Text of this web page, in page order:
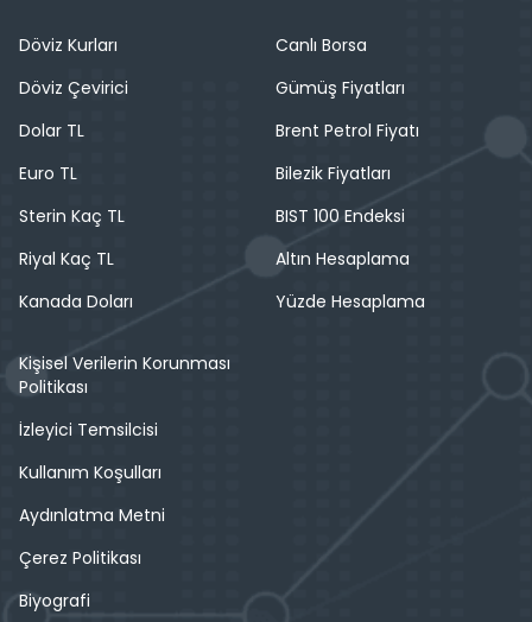
Döviz Kurları
Döviz Çevirici
Dolar TL
Euro TL
Sterin Kaç TL
Riyal Kaç TL
Kanada Doları
Canlı Borsa
Gümüş Fiyatları
Brent Petrol Fiyatı
Bilezik Fiyatları
BIST 100 Endeksi
Altın Hesaplama
Yüzde Hesaplama
Kişisel Verilerin Korunması
Politikası
İzleyici Temsilcisi
Kullanım Koşulları
Aydınlatma Metni
Çerez Politikası
Biyografi